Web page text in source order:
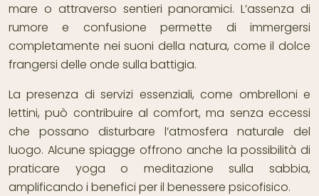
mare o attraverso sentieri panoramici. L’assenza di
rumore e confusione permette di immergersi
completamente nei suoni della natura, come il dolce
frangersi delle onde sulla battigia.
La presenza di servizi essenziali, come ombrelloni e
lettini, può contribuire al comfort, ma senza eccessi
che possano disturbare l’atmosfera naturale del
luogo. Alcune spiagge offrono anche la possibilità di
praticare yoga o meditazione sulla sabbia,
amplificando i benefici per il benessere psicofisico.